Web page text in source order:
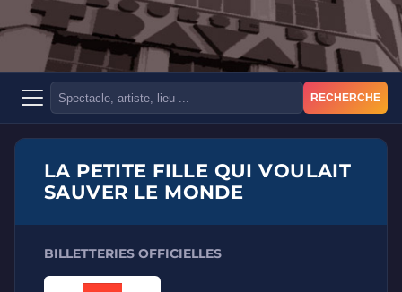
RECHERCHE
LA PETITE FILLE QUI VOULAIT
SAUVER LE MONDE
BILLETTERIES OFFICIELLES